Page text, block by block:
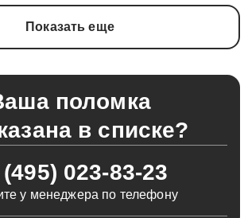
Показать еще
поломка
в списке?
(495) 023-83-23
у менеджера по телефону